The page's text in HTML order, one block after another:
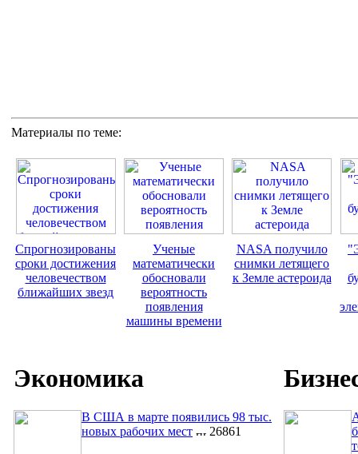
Материалы по теме:
Спрогнозированы
сроки достижения
человечеством
ближайших звезд
Ученые
математически
обосновали
вероятность
появления
машины времени
NASA получило
снимки летящего
к Земле астероида
Экономика
В США в марте появились 98 тыс.
новых рабочих мест
26861